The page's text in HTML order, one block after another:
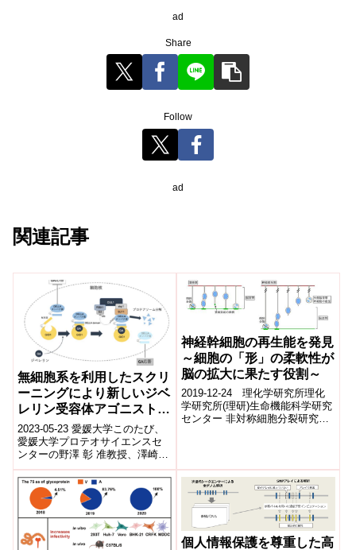
ad
Share
Follow
ad
関連記事
無細胞系を利用したスクリ
ーニングにより新しいジベ
レリン受容体アゴニストの
単離に成功しました
2023-05-23 愛媛大学このたび、
愛媛大学プロテオサイエンスセ
ンターの野澤 彰 准教授、澤崎
達也 教授らの研究グループは、
当センターが独自に開発してき
た...
神経幹細胞の再生能を発見
～細胞の「形」の柔軟性が
脳の拡大に果たす役割～
2019-12-24 理化学研究所理化
学研究所(理研)生命機能科学研究
センター 非対称細胞分裂研究チ
個人情報保護を尊重した高